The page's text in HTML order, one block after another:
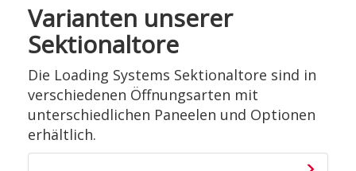
Varianten unserer
Sektionaltore
Die Loading Systems Sektionaltore sind in
verschiedenen Öffnungsarten mit
unterschiedlichen Paneelen und Optionen
erhältlich.